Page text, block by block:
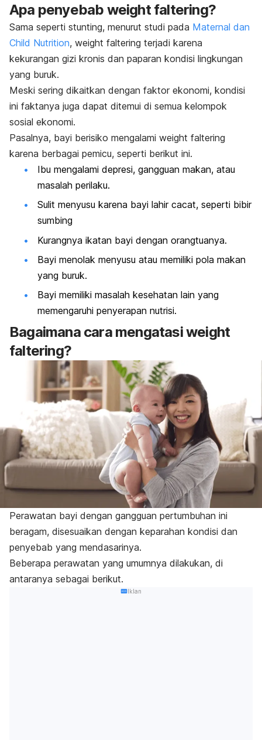
Apa penyebab weight faltering?
Sama seperti stunting, menurut studi pada Maternal dan
Child Nutrition, weight faltering terjadi karena
kekurangan gizi kronis dan paparan kondisi lingkungan
yang buruk.
Meski sering dikaitkan dengan faktor ekonomi, kondisi
ini faktanya juga dapat ditemui di semua kelompok
sosial ekonomi.
Pasalnya, bayi berisiko mengalami weight faltering
karena berbagai pemicu, seperti berikut ini.
Ibu mengalami depresi, gangguan makan, atau
masalah perilaku.
Sulit menyusu karena bayi lahir cacat, seperti bibir
sumbing
Kurangnya ikatan bayi dengan orangtuanya.
Bayi menolak menyusu atau memiliki pola makan
yang buruk.
Bayi memiliki masalah kesehatan lain yang
memengaruhi penyerapan nutrisi.
Bagaimana cara mengatasiweight
faltering?
Perawatan bayi dengan gangguan pertumbuhan ini
beragam, disesuaikan dengan keparahan kondisi dan
penyebab yang mendasarinya.
Beberapa perawatan yang umumnya dilakukan, di
antaranya sebagai berikut.
Iklan